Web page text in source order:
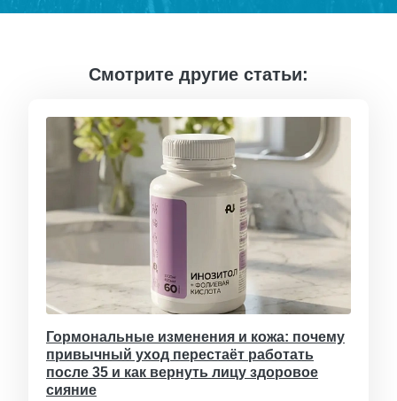
Смотрите другие статьи:
Гормональные изменения и кожа: почему
привычный уход перестаёт работать
после 35 и как вернуть лицу здоровое
сияние